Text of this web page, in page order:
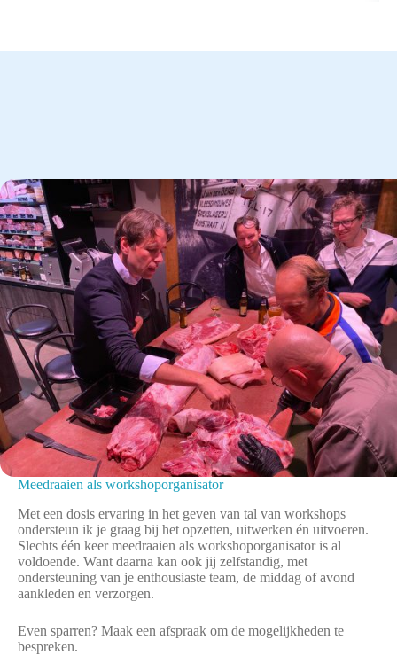
Meedraaien als workshoporganisator
Met een dosis ervaring in het geven van tal van workshops
ondersteun ik je graag bij het opzetten, uitwerken én uitvoeren.
Slechts één keer meedraaien als workshoporganisator is al
voldoende. Want daarna kan ook jij zelfstandig, met
ondersteuning van je enthousiaste team, de middag of avond
aankleden en verzorgen.
Even sparren? Maak een afspraak om de mogelijkheden te
bespreken.